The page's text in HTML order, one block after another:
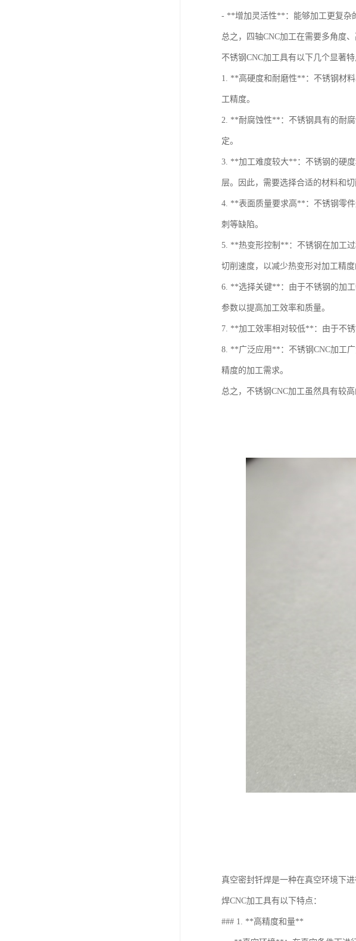
- **增加灵活性**：能够加工更复杂
总之，四轴CNC加工在需要多角度
不锈钢CNC加工具有以下几个显著特
1. **高硬度和耐磨性**：不锈钢材
工精度。
2. **耐腐蚀性**：不锈钢具有的耐
定。
3. **加工难度较大**：不锈钢的硬
层。因此，需要选择合适的材料和切
4. **表面质量要求高**：不锈钢零
刺等缺陷。
5. **热变形控制**：不锈钢在加工
切削速度，以减少热变形对加工精度
6. **选择关键**：由于不锈钢的加
参数以提高加工效率和质量。
7. **加工效率相对较低**：由于不
8. **广泛应用**：不锈钢CNC加工
精度的加工需求。
总之，不锈钢CNC加工虽然具有较
真空密封钎焊是一种在真空环境下
焊CNC加工具有以下特点：
### 1. **高精度和量**